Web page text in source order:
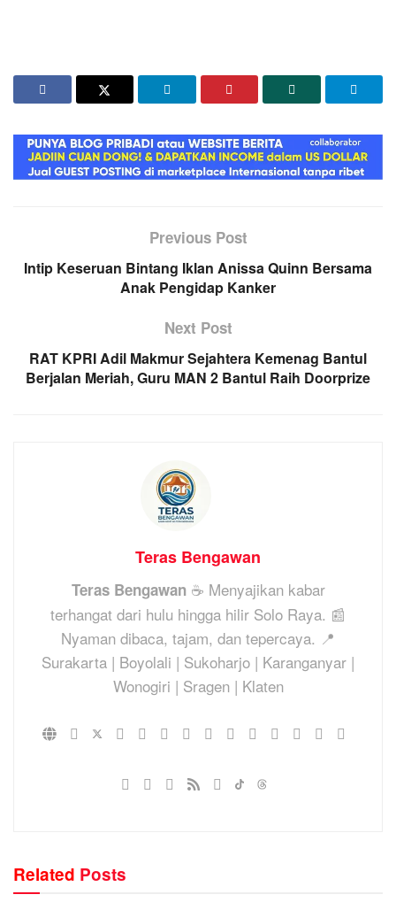
Previous Post
Intip Keseruan Bintang Iklan Anissa Quinn Bersama
Anak Pengidap Kanker
Next Post
RAT KPRI Adil Makmur Sejahtera Kemenag Bantul
Berjalan Meriah, Guru MAN 2 Bantul Raih Doorprize
Teras Bengawan
Teras Bengawan☕ Menyajikan kabar
terhangat dari hulu hingga hilir Solo Raya. 📰
Nyaman dibaca, tajam, dan tepercaya. 📍
Surakarta | Boyolali | Sukoharjo | Karanganyar |
Wonogiri | Sragen | Klaten
Related Posts